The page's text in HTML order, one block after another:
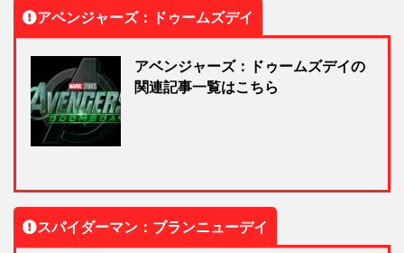
アベンジャーズ：ドゥームズデイ
アベンジャーズ：ドゥームズデイの
関連記事一覧はこちら
スパイダーマン：ブランニューデイ